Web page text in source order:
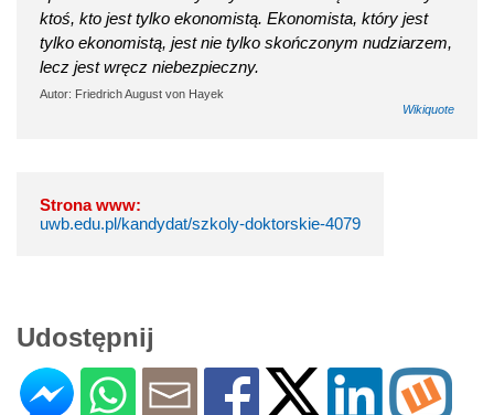
ktoś, kto jest tylko ekonomistą. Ekonomista, który jest
tylko ekonomistą, jest nie tylko skończonym nudziarzem,
lecz jest wręcz niebezpieczny.
Autor: Friedrich August von Hayek
Wikiquote
Strona www:
uwb.edu.pl/kandydat/szkoly-doktorskie-4079
Udostępnij